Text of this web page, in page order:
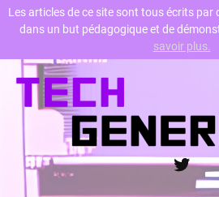
Skip
content
Les articles de ce site sont tous écrits par
dans un but pédagogique et de
savoir plus.